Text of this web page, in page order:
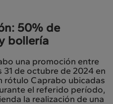
50% de
bollería
una promoción entre
31 de octubre de 2024 en
rótulo Caprabo ubicadas
el referido período,
la realización de una